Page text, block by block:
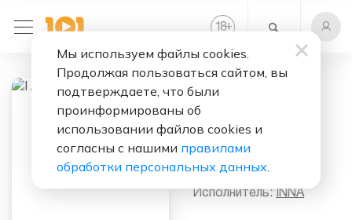
18+
Слушать бесплатно
Исполнитель: INNA
Мы используем файлы cookies.
Продолжая пользоваться сайтом, вы
подтверждаете, что были
проинформированы об
использовании файлов cookies и
согласны с нашими правилами
обработки персональных данных.